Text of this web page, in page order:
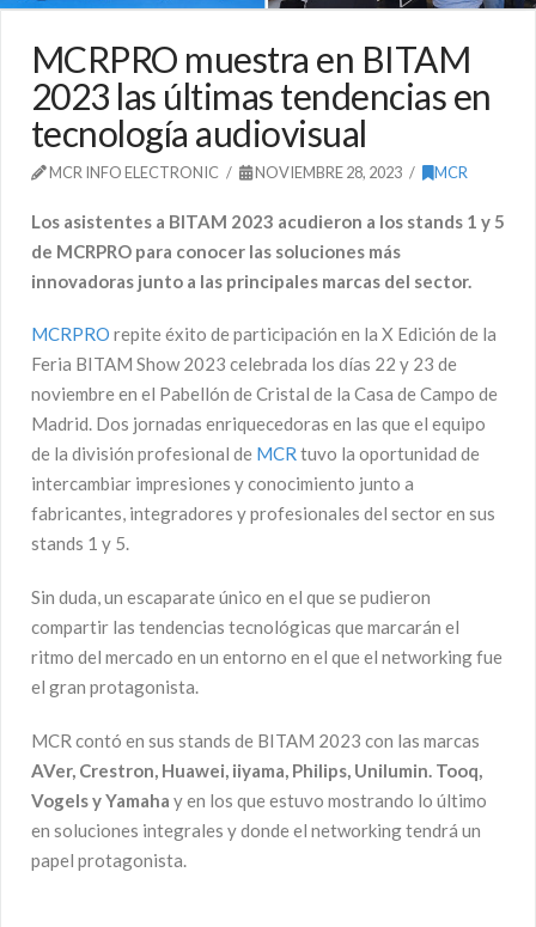
MCRPRO muestra en BITAM
2023 las últimas tendencias en
tecnología audiovisual
MCR INFO ELECTRONIC NOVIEMBRE 28, 2023 MCR
Los asistentes a BITAM 2023 acudieron a los stands 1 y 5
de MCRPRO para conocer las soluciones más
innovadoras junto a las principales marcas del sector.
MCRPRO repite éxito de participación en la X Edición de la
Feria BITAM Show 2023 celebrada los días 22 y 23 de
noviembre en el Pabellón de Cristal de la Casa de Campo de
Madrid. Dos jornadas enriquecedoras en las que el equipo
de la división profesional de MCR tuvo la oportunidad de
intercambiar impresiones y conocimiento junto a
fabricantes, integradores y profesionales del sector en sus
stands 1 y 5.
Sin duda, un escaparate único en el que se pudieron
compartir las tendencias tecnológicas que marcarán el
ritmo del mercado en un entorno en el que el networking fue
el gran protagonista.
MCR contó en sus stands de BITAM 2023 con las marcas
AVer, Crestron, Huawei, iiyama, Philips, Unilumin. Tooq,
Vogels y Yamaha y en los que estuvo mostrando lo último
en soluciones integrales y donde el networking tendrá un
papel protagonista.